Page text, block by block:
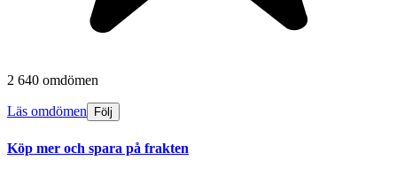
2 640 omdömen
Läs omdömen Följ
Köp mer och spara på frakten